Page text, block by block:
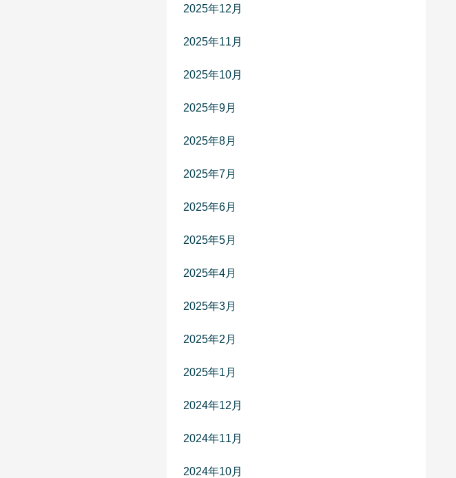
2025年12月
2025年11月
2025年10月
2025年9月
2025年8月
2025年7月
2025年6月
2025年5月
2025年4月
2025年3月
2025年2月
2025年1月
2024年12月
2024年11月
2024年10月